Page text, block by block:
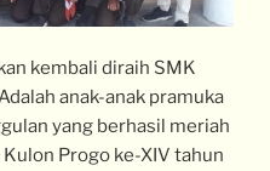
kembali diraih SMK
anak-anak pramuka
yang berhasil meriah
Progo ke-XIV tahun